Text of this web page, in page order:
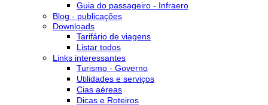
Guia do passageiro - Infraero
Blog - publicações
Downloads
Tarifário de viagens
Listar todos
Links interessantes
Turismo - Governo
Utilidades e serviços
Cias aéreas
Dicas e Roteiros